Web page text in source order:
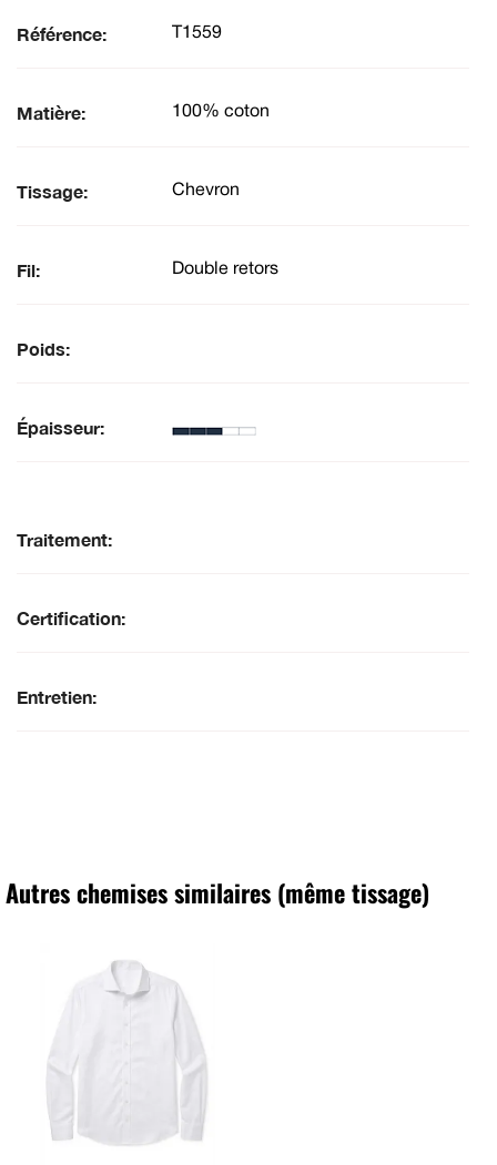
Référence: T1559
Matière: 100% coton
Tissage: Chevron
Fil: Double retors
Poids:
Épaisseur:
Traitement:
Certification:
Entretien:
Autres chemises similaires (même tissage)